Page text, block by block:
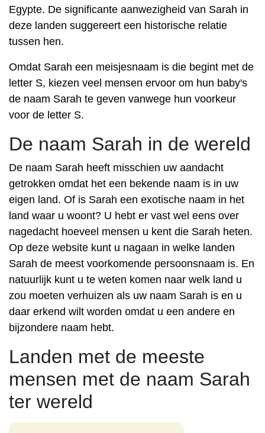
Egypte. De significante aanwezigheid van Sarah in
deze landen suggereert een historische relatie
tussen hen.
Omdat Sarah een meisjesnaam is die begint met de
letter S, kiezen veel mensen ervoor om hun baby's
de naam Sarah te geven vanwege hun voorkeur
voor de letter S.
De naam Sarah in de wereld
De naam Sarah heeft misschien uw aandacht
getrokken omdat het een bekende naam is in uw
eigen land. Of is Sarah een exotische naam in het
land waar u woont? U hebt er vast wel eens over
nagedacht hoeveel mensen u kent die Sarah heten.
Op deze website kunt u nagaan in welke landen
Sarah de meest voorkomende persoonsnaam is. En
natuurlijk kunt u te weten komen naar welk land u
zou moeten verhuizen als uw naam Sarah is en u
daar erkend wilt worden omdat u een andere en
bijzondere naam hebt.
Landen met de meeste
mensen met de naam Sarah
ter wereld